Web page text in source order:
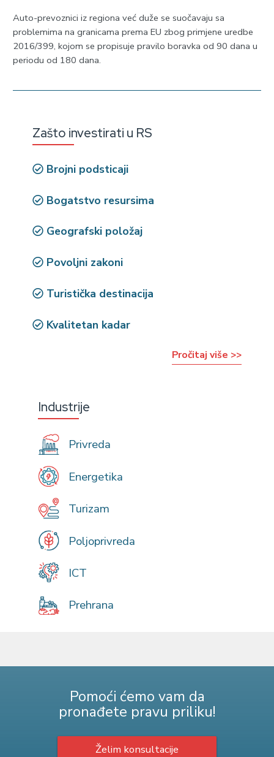
Auto-prevoznici iz regiona već duže se suočavaju sa
problemima na granicama prema EU zbog primjene uredbe
2016/399, kojom se propisuje pravilo boravka od 90 dana u
periodu od 180 dana.
Zašto investirati u RS
Brojni podsticaji
Bogatstvo resursima
Geografski položaj
Povoljni zakoni
Turistička destinacija
Kvalitetan kadar
Pročitaj više >>
Industrije
Privreda
Energetika
Turizam
Poljoprivreda
ICT
Prehrana
Pomoći ćemo vam da
pronađete pravu priliku!
Želim konsultacije